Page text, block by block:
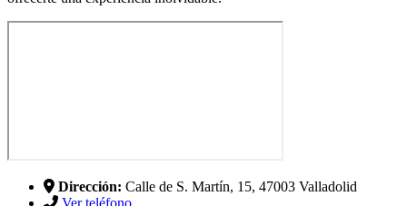
Dirección: Calle de S. Martín, 15, 47003 Valladolid
Ver teléfono